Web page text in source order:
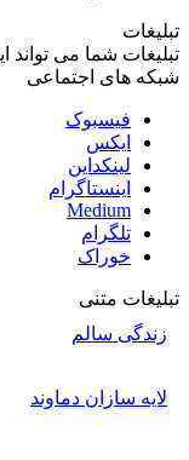
تبلیغات
تبلیغات شما می تواند
شبکه های اجتماعی
فیسبوک
ایکس
لینکداین
اینستاگرام
Medium
تلگرام
خوراک
تبلیغات متنی
زندگی سالم
لایه سازان دماوند